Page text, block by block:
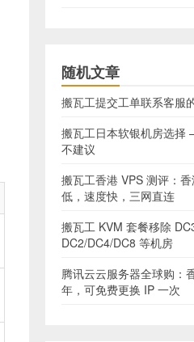
随机文章
搬瓦工提交工单联系客服
搬瓦工日本软银机房选择
不建议
搬瓦工香港 VPS 测评：
低，速度快，三网直连
搬瓦工 KVM 套餐移除
DC2/DC4/DC8 等机房
腾讯云云服务器全球购：
年，可免费更换 IP 一次